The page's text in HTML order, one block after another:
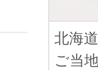
北海道
ご当